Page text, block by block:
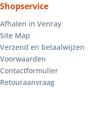
Shopservice
Afhalen in Venray
Site Map
Verzend en betaalwijzen
Voorwaarden
Contactformulier
Retouraanvraag